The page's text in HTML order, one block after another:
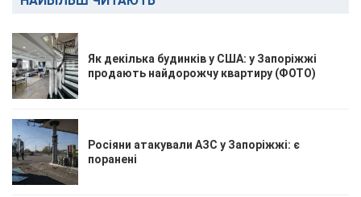
Як декілька будинків у США: у Запоріжжі
продають найдорожчу квартиру (ФОТО)
Росіяни атакували АЗС у Запоріжжі: є
поранені